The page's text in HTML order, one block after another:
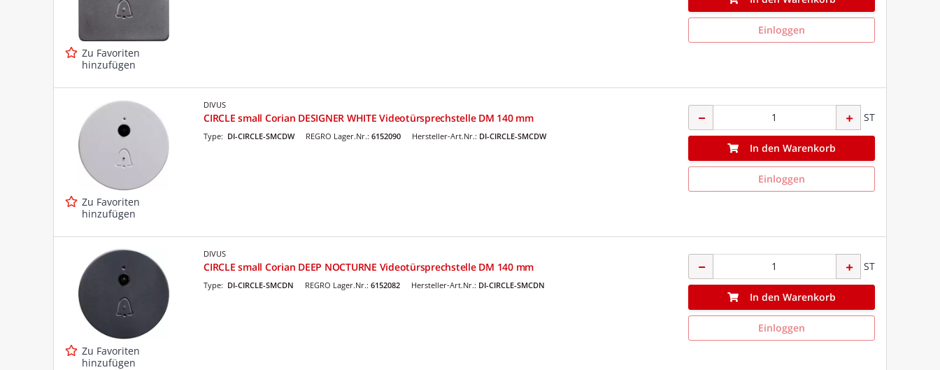
Zu Favoriten
hinzufügen
Einloggen
Zu Favoriten
hinzufügen
DIVUS
CIRCLE small Corian DESIGNER WHITE Videotürsprechstelle DM 140 mm
REGRO Lager.Nr.: 6152090
Type: DI-CIRCLE-SMCDW Hersteller-Art.Nr.: DI-CIRCLE-SMCDW
ST
In den Warenkorb
Einloggen
Zu Favoriten
hinzufügen
DIVUS
CIRCLE small Corian DEEP NOCTURNE Videotürsprechstelle DM 140 mm
REGRO Lager.Nr.: 6152082
Type: DI-CIRCLE-SMCDN Hersteller-Art.Nr.: DI-CIRCLE-SMCDN
ST
In den Warenkorb
Einloggen